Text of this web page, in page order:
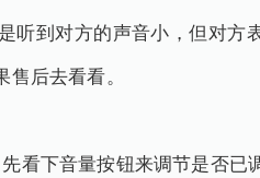
听到对方的声音小，但对
后去看看。
看下音量按钮来调节是否已